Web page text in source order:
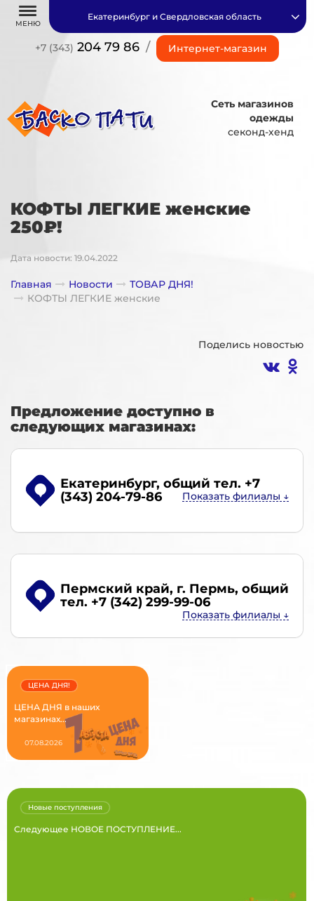
МЕНЮ
+7 (343) 204 79 86 / Интернет-магазин
Екатеринбург и Свердловская область
Сеть магазинов
одежды
секонд-хенд
КОФТЫ ЛЕГКИЕ женские
250₽!
Дата новости: 19.04.2022
Главная Новости
ТОВАР ДНЯ!
КОФТЫ ЛЕГКИЕ женские
Поделись новостью
Предложение доступно в
следующих магазинах:
Екатеринбург, общий тел. +7
(343) 204-79-86
Пермский край, г. Пермь, общий
тел. +7 (342) 299-99-06
ЦЕНА ДНЯ в наших
магазинах...
ЦЕНА ДНЯ!
07.08.2026
Следующее НОВОЕ ПОСТУПЛЕНИЕ...
Новые поступления